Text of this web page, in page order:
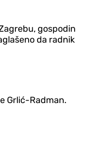
gospodin
da radnik
Grlić-Radman.